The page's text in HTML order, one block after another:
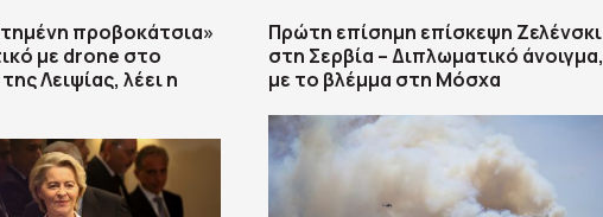
προβοκάτσια»
με drone στο
Λειψίας, λέει η
Πρώτη επίσημη επίσκεψη Ζελένσκι
στη Σερβία – Διπλωματικό άνοιγμα,
με το βλέμμα στη Μόσχα